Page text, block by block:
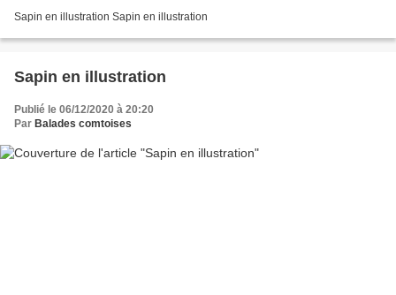
Sapin en illustration Sapin en illustration
Sapin en illustration
Publié le 06/12/2020 à 20:20
Par Balades comtoises